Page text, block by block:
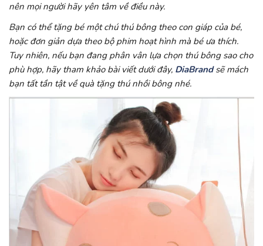
nên mọi người hãy yên tâm về điều này.
Bạn có thể tặng bé một chú thú bông theo con giáp của bé,
hoặc đơn giản dựa theo bộ phim hoạt hình mà bé ưa thích.
Tuy nhiên, nếu bạn đang phân vân lựa chọn thú bông sao cho
phù hợp, hãy tham khảo bài viết dưới đây, DiaBrandsẽ mách
bạn tất tần tật về quà tặng thú nhồi bông nhé.